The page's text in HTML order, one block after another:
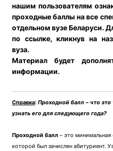
нашим пользователям
проходные баллы на все
отдельном вузе Беларуси.
по ссылке, кликнув на
вуза.
Материал будет
информации.
Справка: Проходной балл – что это
узнать его для следующего года?
Проходной балл – это
которой был зачислен абитуриент.